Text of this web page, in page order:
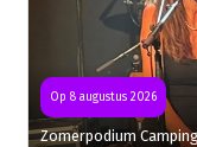
Op 8 augustus 2026
Zomerpodium